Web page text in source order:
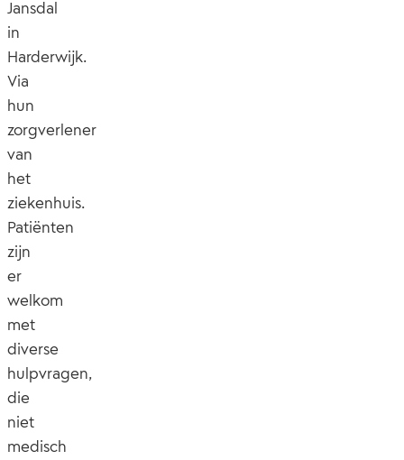
Jansdal
in
Harderwijk.
Via
hun
zorgverlener
van
het
ziekenhuis.
Patiënten
zijn
er
welkom
met
diverse
hulpvragen,
die
niet
medisch